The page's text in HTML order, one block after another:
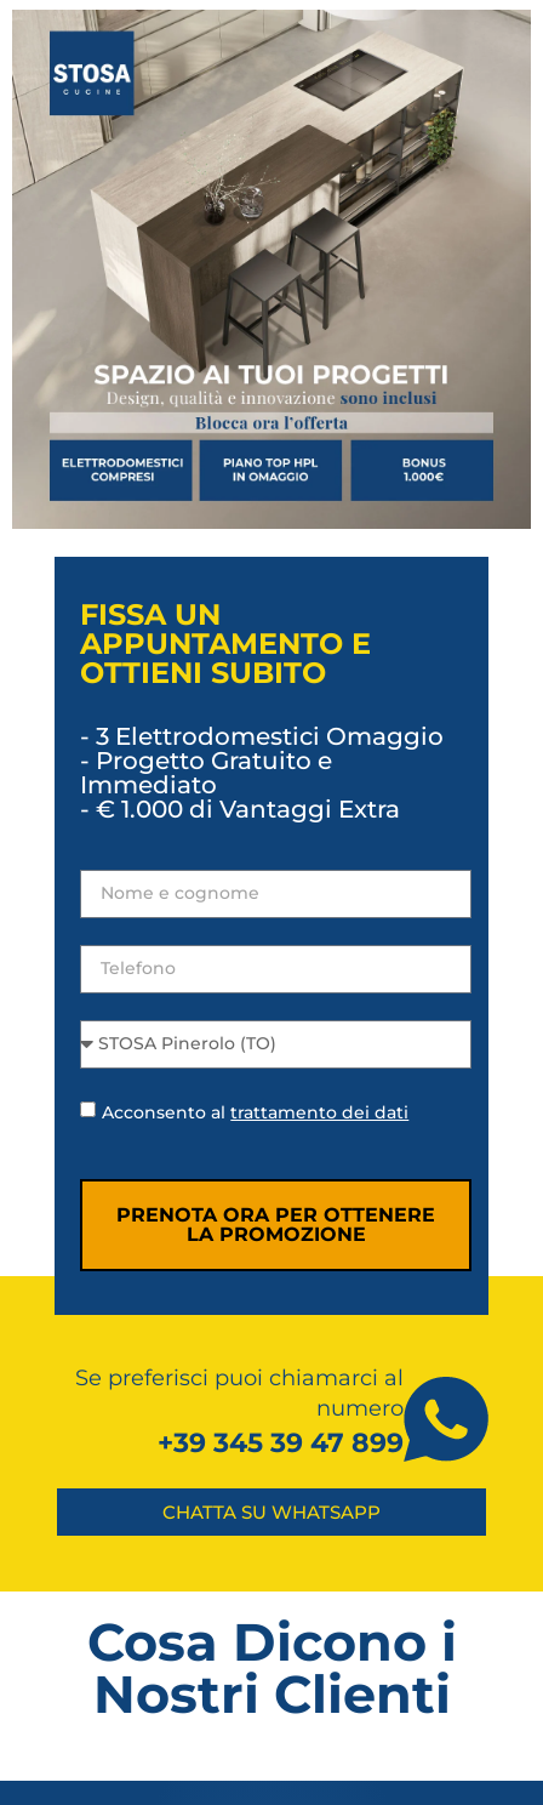
FISSA UN
APPUNTAMENTO E
OTTIENI SUBITO
- 3 Elettrodomestici Omaggio
- Progetto Gratuito e
Immediato
- € 1.000 di Vantaggi Extra
Acconsento altrattamento dei dati
PRENOTA ORA PER OTTENERE
LA PROMOZIONE
Se preferisci puoi chiamarci al
numero
+39 345 39 47 899
CHATTA SU WHATSAPP
Cosa Dicono i
Nostri Clienti